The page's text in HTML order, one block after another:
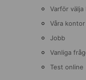
Varför välja
Våra kontor
Jobb
Vanliga
Test online